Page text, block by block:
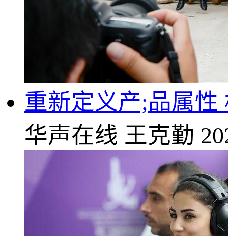
重新定义产;品属
华声在线 王克勤